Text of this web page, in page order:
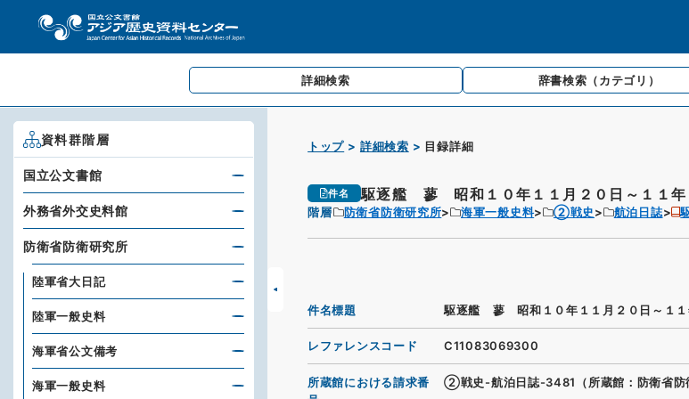
詳細検索 辞書検索 （カテゴリ）
トップ 詳細検索 目録詳細
件名 駆逐艦 蓼 昭和１０年１１月２０日～１１年
階層 防衛省防衛研究所 海軍一般史料 ②戦史 航泊日誌
件名標題 駆逐艦 蓼 昭和１０年１１月２０日～１１
レファレンスコード C11083069300
所蔵館における請求番
②戦史-航泊日誌-3481（所蔵館：防衛省防
資料群階層
国立公文書館
外務省外交史料館
防衛省防衛研究所
陸軍省大日記
陸軍一般史料
海軍省公文備考
海軍一般史料